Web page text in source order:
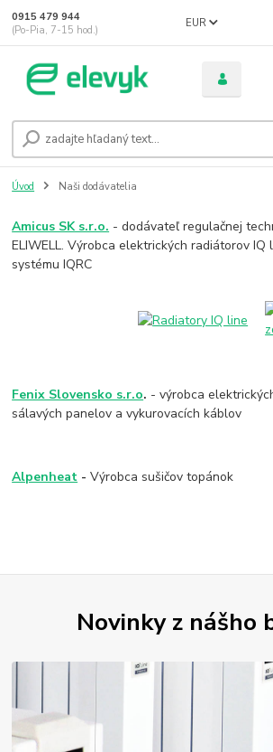
EUR
0915 479 944
(Po-Pia, 7-15 hod.)
Úvod Naši dodávatelia
Amicus SK s.r.o. - dodávateľ regulačnej
ELIWELL. Výrobca elektrických radiátorov
systému IQRC
Fenix Slovensko s.r.o. - výrobca
sálavých panelov a vykurovacích káblov
Alpenheat -Výrobca sušičov topánok
Novinky z nášho